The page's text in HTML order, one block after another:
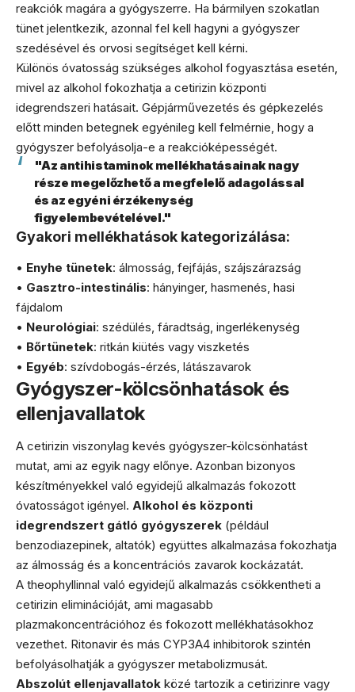
reakciók magára a gyógyszerre. Ha bármilyen szokatlan
tünet jelentkezik, azonnal fel kell hagyni a gyógyszer
szedésével és orvosi segítséget kell kérni.
Különös óvatosság szükséges alkohol fogyasztása esetén,
mivel az alkohol fokozhatja a cetirizin központi
idegrendszeri hatásait. Gépjárművezetés és gépkezelés
előtt minden betegnek egyénileg kell felmérnie, hogy a
gyógyszer befolyásolja-e a reakcióképességét.
"Az antihistaminok mellékhatásainak nagy
része megelőzhető a megfelelő adagolással
és az egyéni érzékenység
figyelembevételével."
Gyakori mellékhatások kategorizálása:
• Enyhe tünetek: álmosság, fejfájás, szájszárazság
• Gasztro-intestinális: hányinger, hasmenés, hasi
fájdalom
• Neurológiai: szédülés, fáradtság, ingerlékenység
• Bőrtünetek: ritkán kiütés vagy viszketés
• Egyéb: szívdobogás-érzés, látászavarok
Gyógyszer-kölcsönhatások és
ellenjavallatok
A cetirizin viszonylag kevés gyógyszer-kölcsönhatást
mutat, ami az egyik nagy előnye. Azonban bizonyos
készítményekkel való egyidejű alkalmazás fokozott
óvatosságot igényel. Alkohol és központi
idegrendszert gátló gyógyszerek (például
benzodiazepinek, altatók) együttes alkalmazása fokozhatja
az álmosság és a koncentrációs zavarok kockázatát.
A theophyllinnal való egyidejű alkalmazás csökkentheti a
cetirizin eliminációját, ami magasabb
plazmakoncentrációhoz és fokozott mellékhatásokhoz
vezethet. Ritonavir és más CYP3A4 inhibitorok szintén
befolyásolhatják a gyógyszer metabolizmusát.
Abszolút ellenjavallatok közé tartozik a cetirizinre vagy